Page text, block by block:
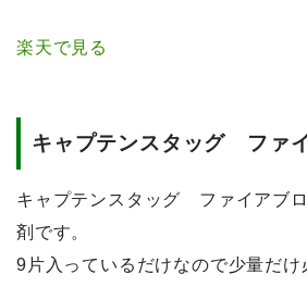
楽天で見る
キャプテンスタッグ ファ
キャプテンスタッグ ファイアブ
剤です。
9片入っているだけなので少量だ